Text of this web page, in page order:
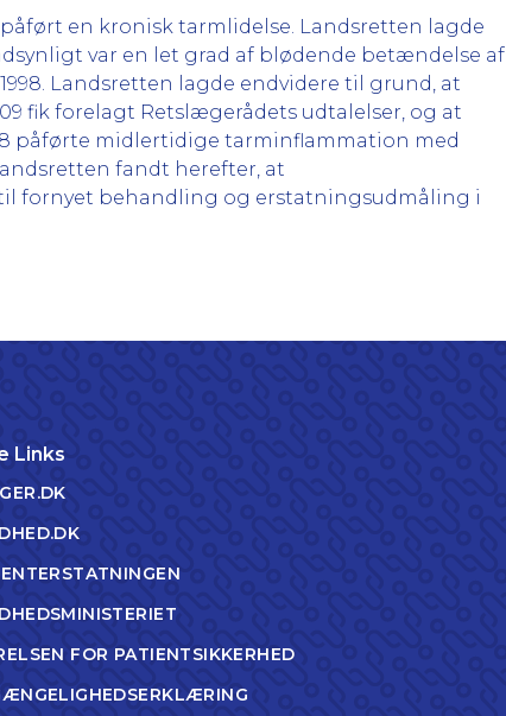
en kronisk tarmlidelse. Landsretten lagde
var en let grad af blødende betændelse af
Landsretten lagde endvidere til grund, at
fik forelagt Retslægerådets udtalelser, og at
påførte midlertidige tarminflammation med
fandt herefter, at
fornyet behandling og erstatningsudmåling i
Links
FOR PATIENTSIKKERHED